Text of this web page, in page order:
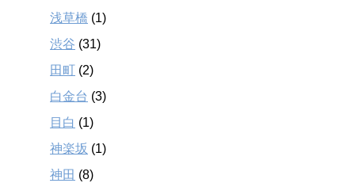
浅草橋 (1)
渋谷 (31)
田町 (2)
白金台 (3)
目白 (1)
神楽坂 (1)
神田 (8)